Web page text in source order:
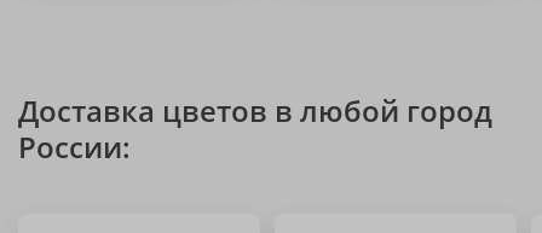
Доставка цветов в любой город
России: